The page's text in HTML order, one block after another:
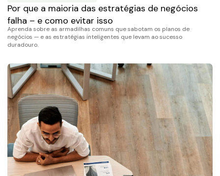
Por que a maioria das estratégias de negócios
falha – e como evitar isso
Aprenda sobre as armadilhas comuns que sabotam os planos de
negócios — e as estratégias inteligentes que levam ao sucesso
duradouro.